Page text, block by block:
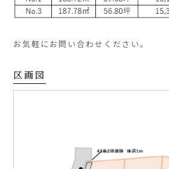
お気軽にお問い合わせください。
区画図